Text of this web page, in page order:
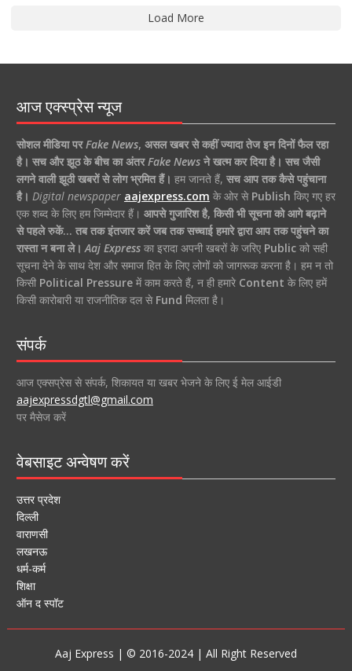
Load More
आज एक्स्प्रेस न्यूज
सोशल मीडिया पर Fake News, असल खबर से कहीं ज्यादा तेज इन दिनों फैल रहा
है। सच और झूठ के बीच का अंतर Fake Newsने खत्म कर दिया है। सच जैसी
लगने वाली झूठी खबरों से लोग भ्रमित हैं। हम जानते हैं, सच आप तक कैसे पहुंचाना
है। Digital newspaper aajexpress.com के ओर से Publish किए गए हर
एक शब्द के लिए हम जिम्मेदार हैं। आपसे गुजारिश है, किसी भी सूचना को आगे बढ़ाने
से पहले रुकें… तब तक इंतजार करें जब तक सच्चाई हमारे द्वारा आप तक पहुंचने का
रास्ता न बना ले। Aaj Expressका इरादा अपनी खबरों के जरिए Publicको सही
सूचना देने के साथ देश और समाज हित के लिए लोगों को जागरूक करना है। हम न तो
किसी Political Pressureमें काम करते हैं, न ही हमारे Content के लिए हमें
किसी कारोबारी या राजनीतिक दल से Fund मिलता है।
संपर्क
आज एक्सप्रेस से संपर्क, शिकायत या खबर भेजने के लिए ई मेल आईडी
aajexpressdgtl@gmail.com
पर मैसेज करें
वेबसाइट अन्वेषण करें
उत्तर प्रदेश
दिल्ली
वाराणसी
लखनऊ
धर्म-कर्म
शिक्षा
ऑन द स्पॉट
Aaj Express | © 2016-2024 | All Right Reserved